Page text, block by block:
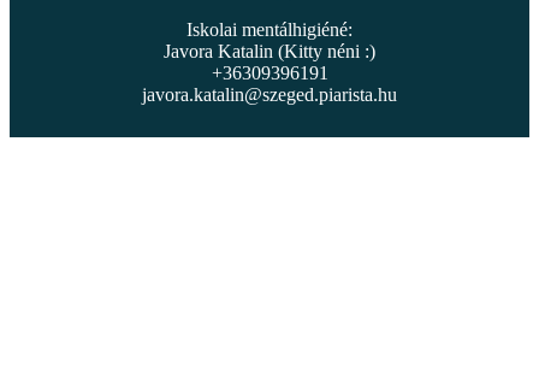
Iskolai mentálhigiéné:
Javora Katalin (Kitty néni :)
+36309396191
javora.katalin@szeged.piarista.hu